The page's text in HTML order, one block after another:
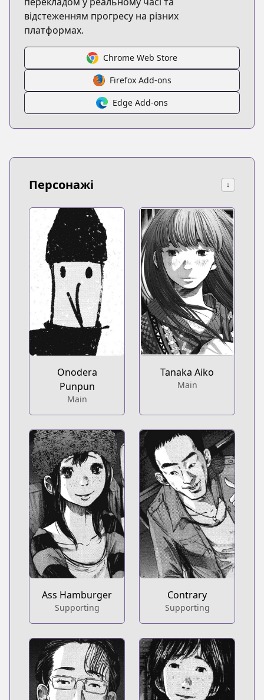
відстеженням прогресу на різних
платформах.
Chrome Web Store
Firefox Add-ons
Edge Add-ons
Персонажі ↓
Onodera
Punpun
Main
Tanaka Aiko
Main
Ass Hamburger
Supporting
Contrary
Supporting